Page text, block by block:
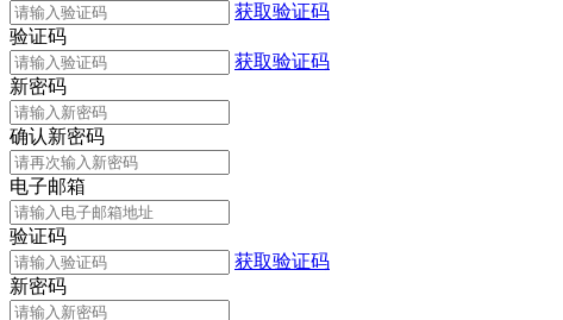
获取验证码
验证码
获取验证码
新密码
确认新密码
电子邮箱
验证码
获取验证码
新密码